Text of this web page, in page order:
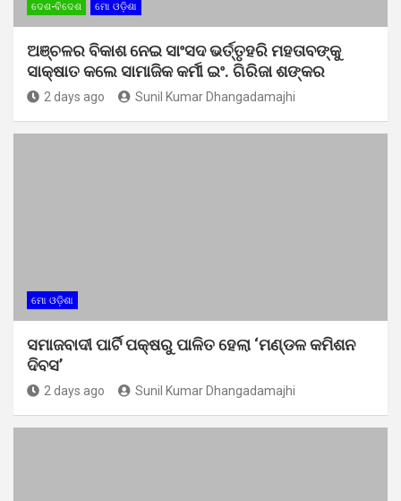
ଦେଶ-ବିଦେଶ ମୋ ଓଡ଼ିଶା
ଅଞ୍ଚଳର ବିକାଶ ନେଇ ସାଂସଦ ଭର୍ତ୍ତୃହରି ମହତାବଙ୍କୁ
ସାକ୍ଷାତ କଲେ ସାମାଜିକ କର୍ମୀ ଇଂ. ଗିରିଜା ଶଙ୍କର
2 days ago Sunil Kumar Dhangadamajhi
ମୋ ଓଡ଼ିଶା
ସମାଜବାଦୀ ପାର୍ଟି ପକ୍ଷରୁ ପାଳିତ ହେଲା ‘ମଣ୍ଡଳ କମିଶନ
ଦିବସ’
2 days ago Sunil Kumar Dhangadamajhi